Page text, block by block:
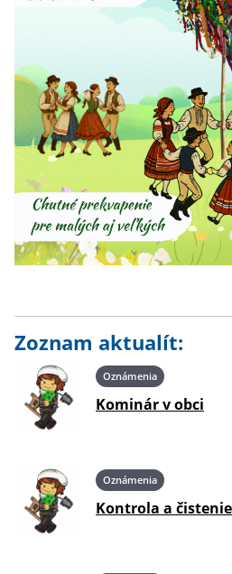
Zoznam aktualít:
Oznámenia
Kominár v obci
Oznámenia
Kontrola a